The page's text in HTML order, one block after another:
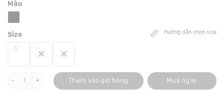
Hướng dẫn chọn size
Màu
Size
S
Đầm ôm DT bấu ly thân trên có đệm vai số lượng
Thêm vào giỏ hàng Mua ngay